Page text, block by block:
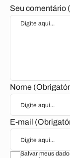
Seu comentário
Nome
E-mail
Salvar meus